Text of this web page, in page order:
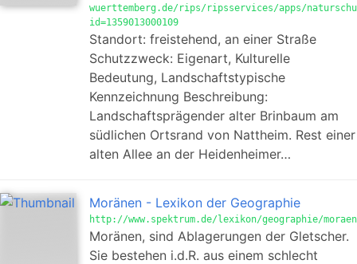
wuerttemberg.de/rips/ripsservices/apps/
id=1359013000109
Standort: freistehend, an einer Straße
Schutzzweck: Eigenart, Kulturelle
Bedeutung, Landschaftstypische
Kennzeichnung Beschreibung:
Landschaftsprägender alter Brinbaum am
südlichen Ortsrand von Nattheim. Rest einer
alten Allee an der Heidenheimer…
Moränen - Lexikon der Geographie
http://www.spektrum.de/lexikon/geographie/
Moränen, sind Ablagerungen der Gletscher.
Sie bestehen i.d.R. aus einem schlecht